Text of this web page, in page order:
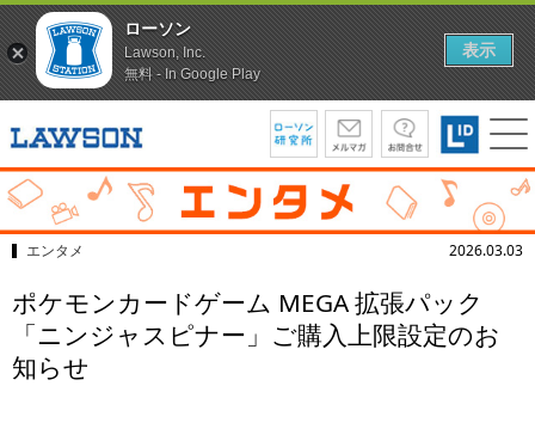
エンタメ 2026.03.03
ポケモンカードゲーム MEGA 拡張パック
「ニンジャスピナー」ご購入上限設定のお
知らせ
ローソン
Lawson, Inc.
無料 - In Google Play
表示